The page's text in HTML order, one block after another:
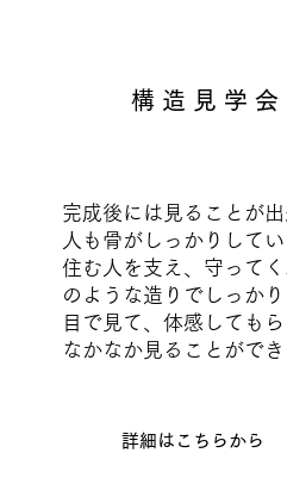
​構 造 見 学 会
完成後には見ることが
人も骨がしっかりして
住む人を支え、守って
のような造りでしっか
目で見て、体感してもら
なかなか見ることがで
​詳細はこちらから